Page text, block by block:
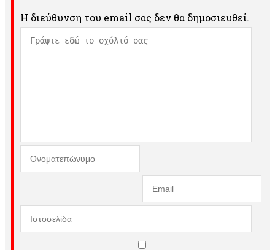
Η διεύθυνση του email σας δεν θα δημοσιευθεί.